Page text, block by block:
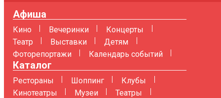
Афиша
Кино Вечеринки
Концерты
Театр
Выставки
Детям
Фоторепортажи
Календарь событий
Каталог
Рестораны Шоппинг
Клубы
Кинотеатры
Музеи Театры